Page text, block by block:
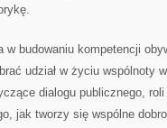
w budowaniu kompetencji
udział w życiu wspólnoty
dialogu publicznego,
jak tworzy się wspólne